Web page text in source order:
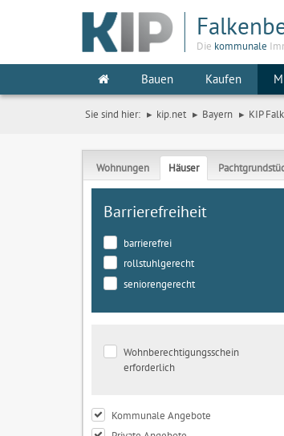
Die kommunale
Bauen Kaufen
Sie sind hier: kip.net Bayern KIP
Wohnungen Häuser
Barrierefreiheit
barrierefrei
rollstuhlgerecht
seniorengerecht
Wohnberechtigungsschein
erforderlich
Kommunale Angebote